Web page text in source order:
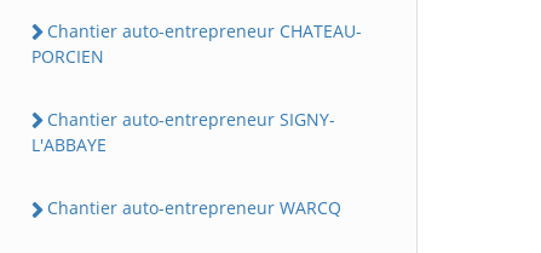
Chantier auto-entrepreneur CHATEAU-
PORCIEN
Chantier auto-entrepreneur SIGNY-
L'ABBAYE
Chantier auto-entrepreneur WARCQ